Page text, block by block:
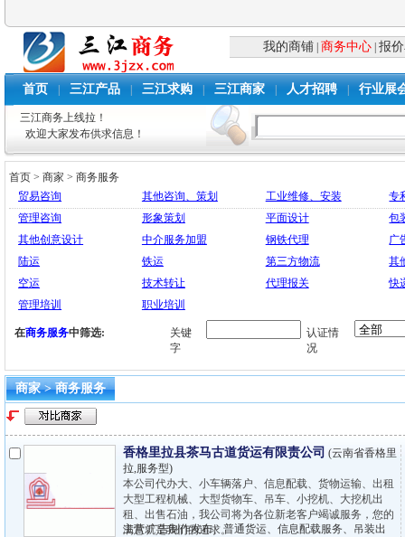
我的商铺 商务中心 |报
首页 三江产品 三江求购 三江商家 人才招聘 行业展
三江商务上线拉！
欢迎大家发布供求信息！
首页 >商家 >商务服务
贸易咨询
其他咨询、策划 工业维修、安装
专
管理咨询
形象策划 平面设计
包
其他创意设计
中介服务加盟 钢铁代理
广
陆运
铁运 第三方物流
其
空运
技术转让 代理报关
快
管理培训
职业培训
在商务服务中筛选:
关键
字
认证情
况
商家 > 商务服务
香格里拉县茶马古道货运有限责公司 (云南省香格里
拉,服务型)
本公司代办大、小车辆落户、信息配载、货物运输、出租
大型工程机械、大型货物车、吊车、小挖机、大挖机出
租、出售石油，我公司将为各位新老客户竭诚服务，您的
满意就是我们的追求。
主营:广告制作发布、普通货运、信息配载服务、吊装出